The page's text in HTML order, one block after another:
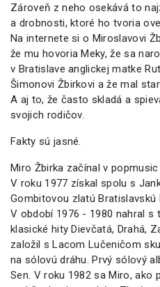
Zároveň z neho osekává to
a drobnosti, ktoré ho tvoria
Na internete si o Miroslavovi
že mu hovoria Meky, že sa
v Bratislave anglickej matke
Šimonovi Žbirkovi a že mal
A aj to, že často skladá a
svojich rodičov.
Fakty sú jasné.
Miro Žbirka začínal v
V roku 1977 získal spolu s
Gombitovou zlatú Bratislavskú
V období 1976 - 1980 nahral s
klasické hity Dievčatá, Drahá,
založil s Lacom Lučeničom
na sólovú dráhu. Prvý sólový
Sen. V roku 1982 sa Miro, ako